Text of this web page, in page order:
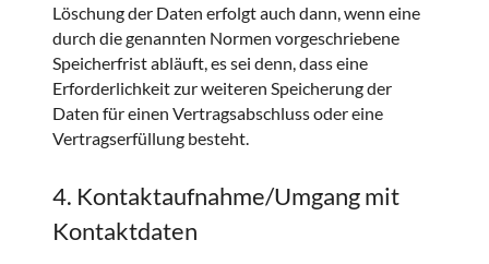
Löschung der Daten erfolgt auch dann, wenn eine
durch die genannten Normen vorgeschriebene
Speicherfrist abläuft, es sei denn, dass eine
Erforderlichkeit zur weiteren Speicherung der
Daten für einen Vertragsabschluss oder eine
Vertragserfüllung besteht.
4. Kontaktaufnahme/Umgang mit
Kontaktdaten